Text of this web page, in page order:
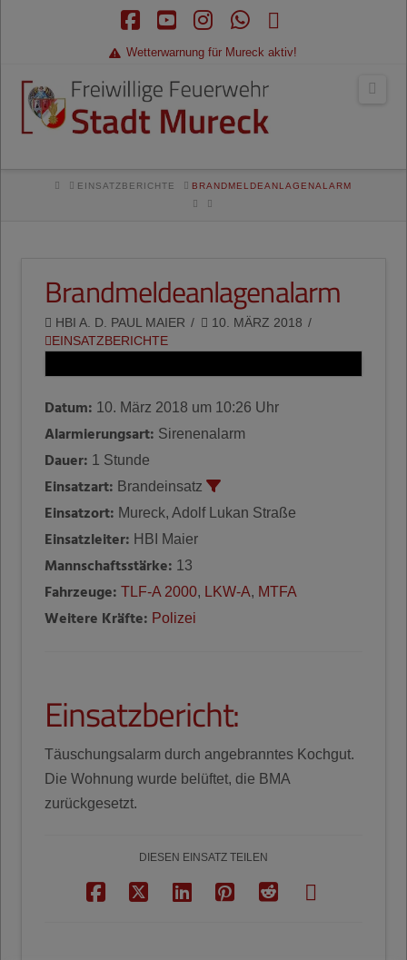
RSS
Wetterwarnung für Mureck aktiv!
HOMEEINSATZBERICHTE BRANDMELDEANLAGENALARM
Brandmeldeanlagenalarm
HBI A. D. PAUL MAIER
10. MÄRZ 2018
EINSATZBERICHTE
Datum: 10. März 2018 um 10:26 Uhr
Alarmierungsart: Sirenenalarm
Dauer: 1 Stunde
Einsatzart: Brandeinsatz
Einsatzort: Mureck, Adolf Lukan Straße
Einsatzleiter: HBI Maier
Mannschaftsstärke: 13
Fahrzeuge: TLF-A 2000, LKW-A, MTFA
Weitere Kräfte: Polizei
Einsatzbericht:
Täuschungsalarm durch angebranntes Kochgut.
Die Wohnung wurde belüftet, die BMA
zurückgesetzt.
DIESEN EINSATZ TEILEN